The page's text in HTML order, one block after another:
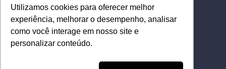
Utilizamos cookies para oferecer melhor
experiência, melhorar o desempenho, analisar
como você interage em nosso site e
personalizar conteúdo.
Utilizamos cookies para oferecer melhor
experiência, melhorar o desempenho, analisar
como você interage em nosso site e
personalizar conteúdo.
Contato
Home
© 2025 Security Leader. Todos os Direitos Reservados.